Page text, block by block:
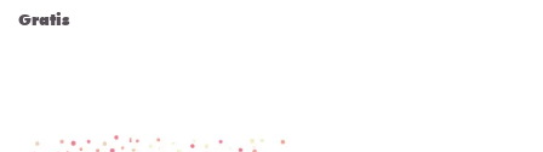
Gratis